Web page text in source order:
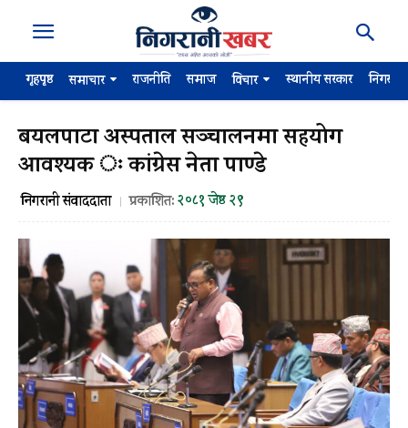
गृहपृष्ठ समाचार राजनीति समाज विचार स्थानीय सरकार
बयलपाटा अस्पताल सञ्चालनमा सहयोग
आवश्यक ः कांग्रेस नेता पाण्डे
निगरानी संवाददाता प्रकाशित:२०८१ जेष्ठ २९